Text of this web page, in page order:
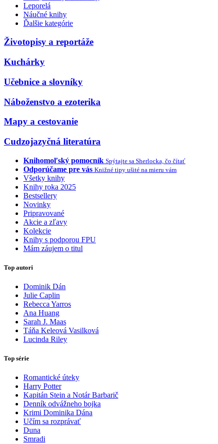
Leporelá
Náučné knihy
Ďalšie kategórie
Životopisy a reportáže
Kuchárky
Učebnice a slovníky
Náboženstvo a ezoterika
Mapy a cestovanie
Cudzojazyčná literatúra
Knihomoľský pomocník Spýtajte sa Sherlocka, čo čítať
Odporúčame pre vás Knižné tipy ušité na mieru vám
Všetky knihy
Knihy roka 2025
Bestsellery
Novinky
Pripravované
Akcie a zľavy
Kolekcie
Knihy s podporou FPU
Mám záujem o titul
Top autori
Dominik Dán
Julie Caplin
Rebecca Yarros
Ana Huang
Sarah J. Maas
Táňa Keleová Vasilková
Lucinda Riley
Top série
Romantické úteky
Harry Potter
Kapitán Stein a Notár Barbarič
Denník odvážneho bojka
Krimi Dominika Dána
Učím sa rozprávať
Duna
Smradi